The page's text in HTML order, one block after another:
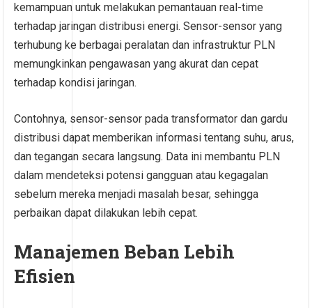
kemampuan untuk melakukan pemantauan real-time
terhadap jaringan distribusi energi. Sensor-sensor yang
terhubung ke berbagai peralatan dan infrastruktur PLN
memungkinkan pengawasan yang akurat dan cepat
terhadap kondisi jaringan.
Contohnya, sensor-sensor pada transformator dan gardu
distribusi dapat memberikan informasi tentang suhu, arus,
dan tegangan secara langsung. Data ini membantu PLN
dalam mendeteksi potensi gangguan atau kegagalan
sebelum mereka menjadi masalah besar, sehingga
perbaikan dapat dilakukan lebih cepat.
Manajemen Beban Lebih
Efisien